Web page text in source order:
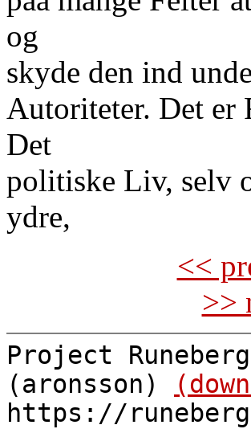
og
skyde den ind
Autoriteter. Det
Det
politiske Liv, selv
ydre,
<<
>>
Project
(aronsson)
https://